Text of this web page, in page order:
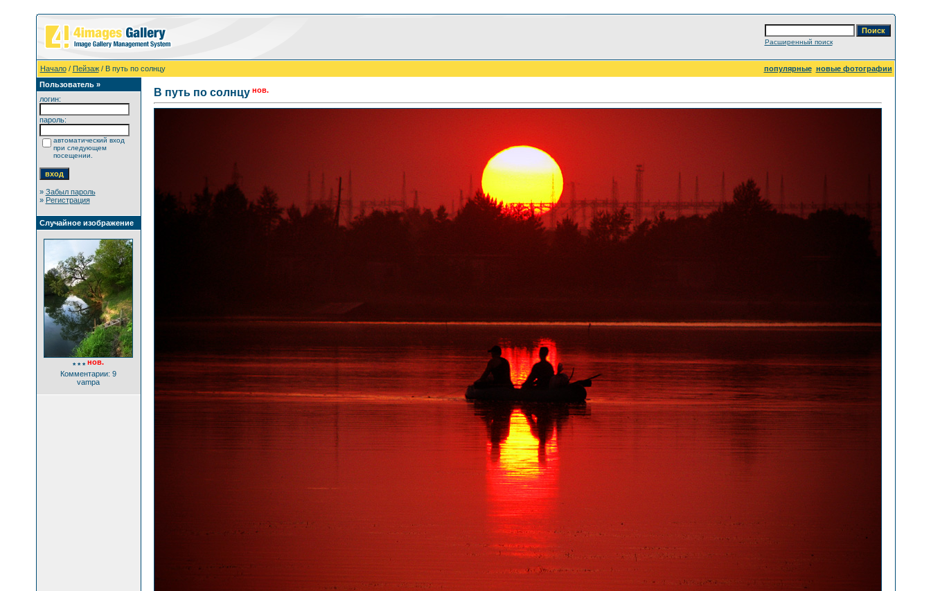
Расширенный поиск
Начало/ Пейзаж/ В путь по солнцу популярные новые фотографии
Пользователь »
логин:
пароль:
автоматический вход
при следующем
посещении.
» Забыл пароль
» Регистрация
Случайное изображение
* * * нов.
Комментарии: 9
vampa
В путь по солнцу нов.